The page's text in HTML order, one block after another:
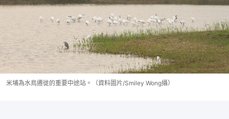
米埔為水鳥遷徙的重要中途站。（資料圖片/Smiley Wong攝）